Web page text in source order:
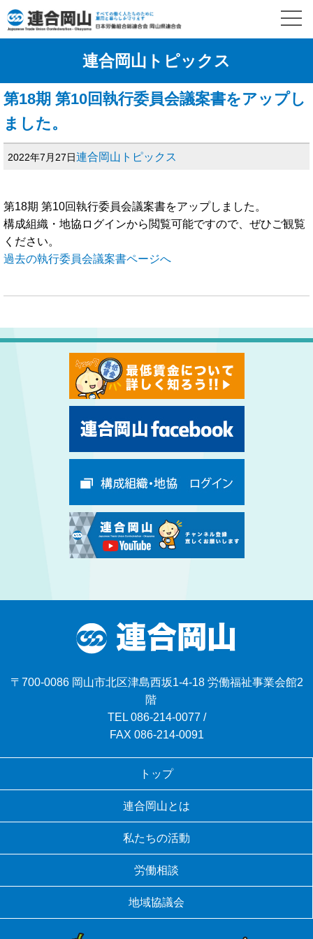
連合岡山トピックス
第18期 第10回執行委員会議案書をアップし
ました。
2022年7月27日連合岡山トピックス
第18期 第10回執行委員会議案書をアップしました。
構成組織・地協ログインから閲覧可能ですので、ぜひご観覧
ください。
過去の執行委員会議案書ページへ
〒700-0086 岡山市北区津島西坂1-4-18 労働福祉事業会館2
階
TEL 086-214-0077 /
FAX 086-214-0091
トップ
連合岡山とは
私たちの活動
労働相談
地域協議会